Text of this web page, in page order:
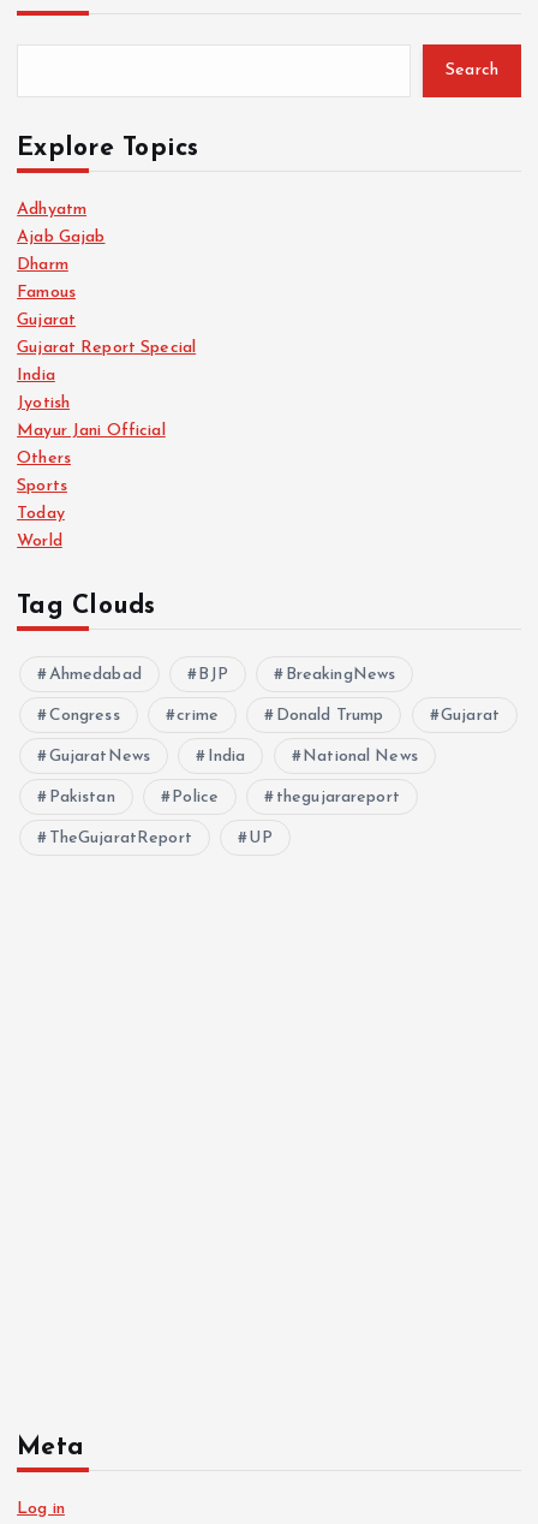
Search
Explore Topics
Adhyatm
Ajab Gajab
Dharm
Famous
Gujarat
Gujarat Report Special
India
Jyotish
Mayur Jani Official
Others
Sports
Today
World
Tag Clouds
Ahmedabad BJP BreakingNews
Congress crime Donald Trump Gujarat
GujaratNews India National News
Pakistan Police thegujarareport
TheGujaratReport UP
Meta
Log in